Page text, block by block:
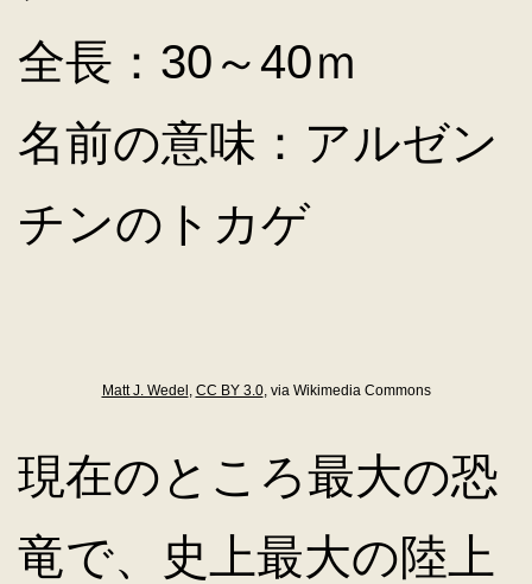
全長：30～40ｍ
名前の意味：アルゼン
チンのトカゲ
Matt J. Wedel , CC BY 3.0, via Wikimedia Commons
現在のところ最大の恐
竜で、史上最大の陸上